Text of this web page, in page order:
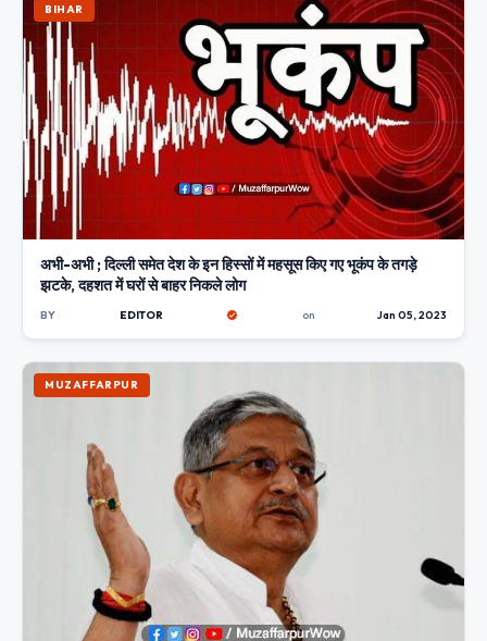
BIHAR
अभी-अभी ; दिल्ली समेत देश के इन हिस्सों में महसूस किए गए भूकंप के तगड़े
झटके, दहशत में घरों से बाहर निकले लोग
BY EDITOR on Jan 05, 2023
MUZAFFARPUR